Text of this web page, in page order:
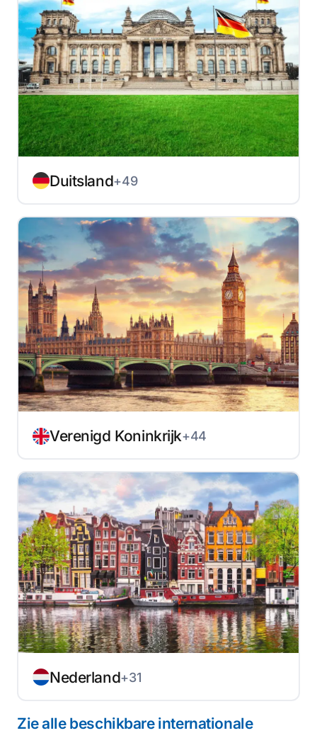
Duitsland+49
Verenigd Koninkrijk+44
Nederland+31
Zie alle beschikbare internationale